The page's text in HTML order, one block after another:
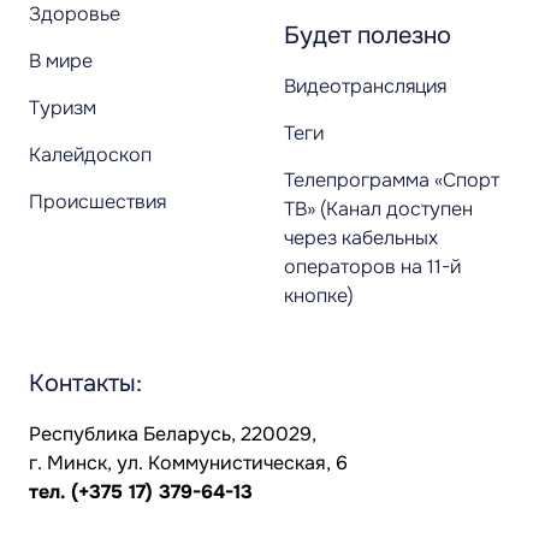
Здоровье
В мире
Туризм
Калейдоскоп
Происшествия
Будет полезно
Видеотрансляция
Теги
Телепрограмма «Спорт
ТВ» (Канал доступен
через кабельных
операторов на 11-й
кнопке)
Контакты:
Республика Беларусь, 220029,
г. Минск, ул. Коммунистическая, 6
тел. (+375 17) 379-64-13